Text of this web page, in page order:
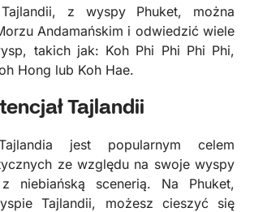
z wyspy Phuket, można
Andamańskim i odwiedzić wiele
takich jak: Koh Phi Phi Phi Phi,
Hong lub Koh Hae.
Tajlandii
jest popularnym celem
ze względu na swoje wyspy
niebiańską scenerią. Na Phuket,
Tajlandii, możesz cieszyć się